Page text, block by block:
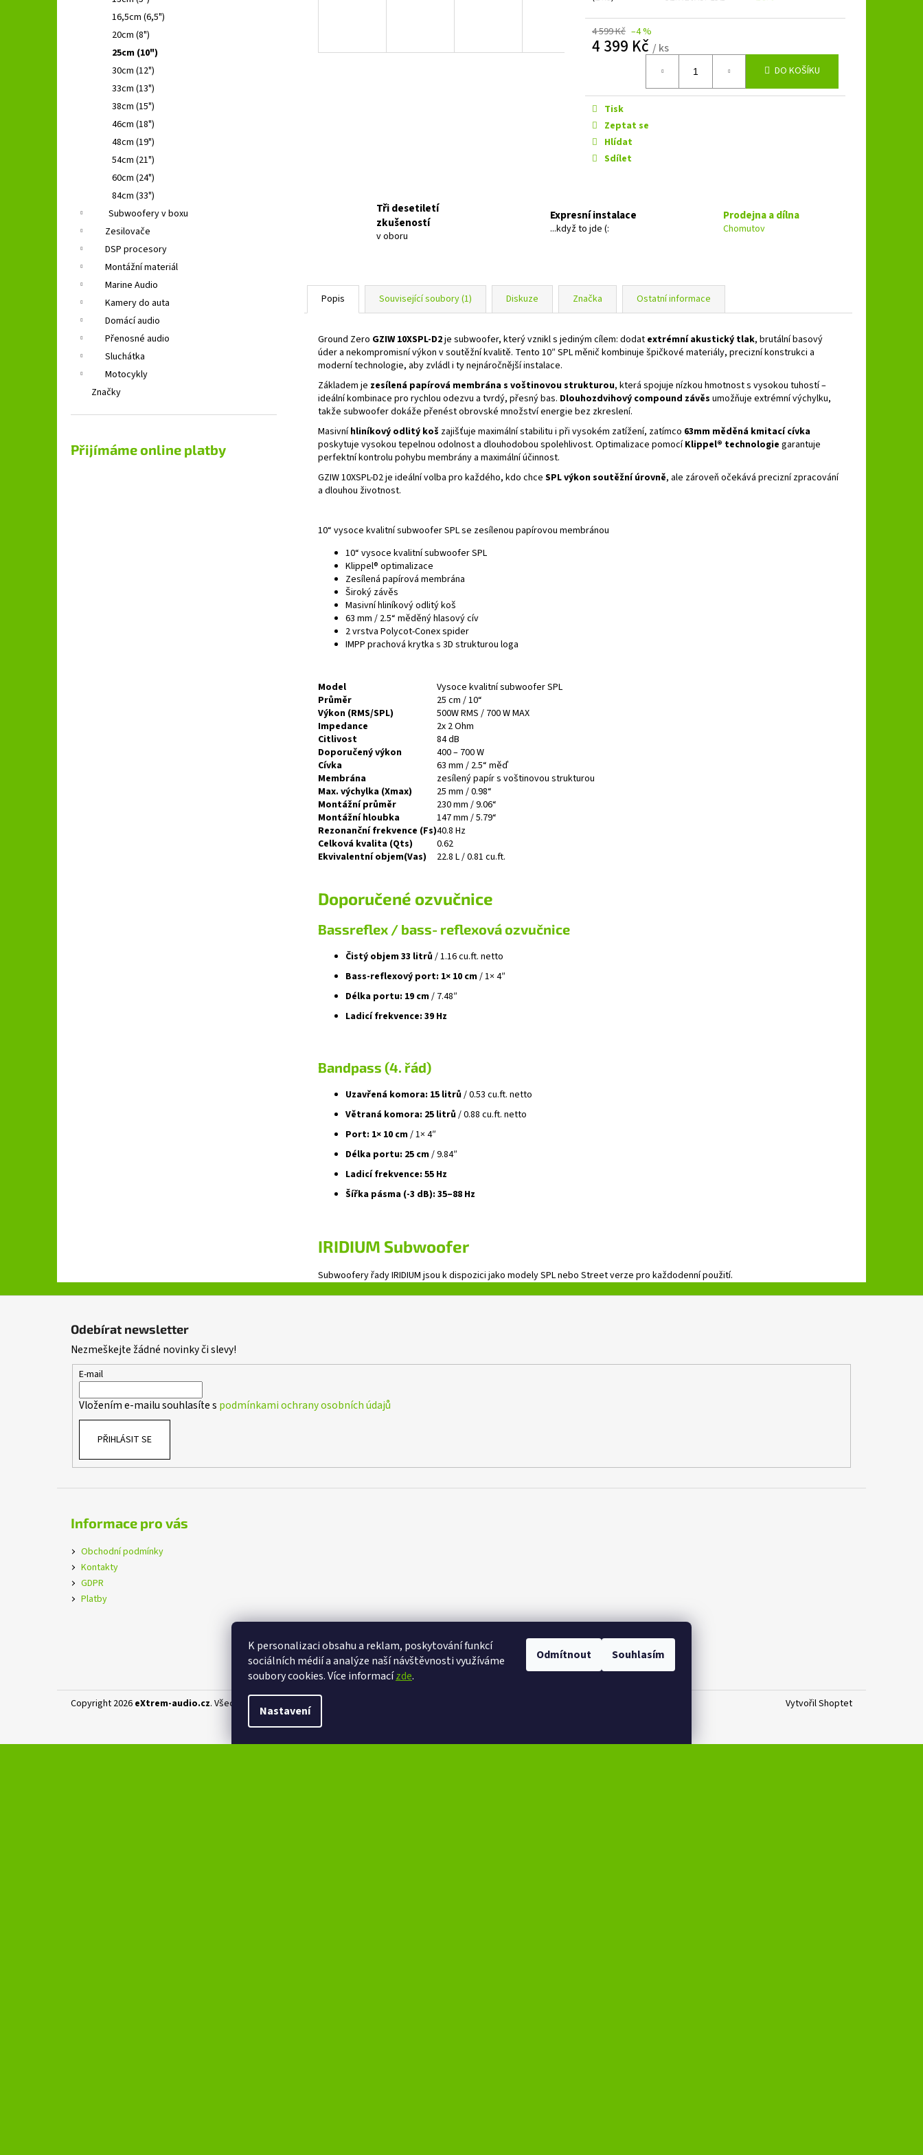
K personalizaci obsahu a reklam, poskytování funkcí
sociálních médií a analýze naší návštěvnosti využíváme
soubory cookies. Více informacízde.
Nastavení
Odmítnout Souhlasím
16,5cm (6,5")
20cm (8")
25cm (10")
30cm (12")
33cm (13")
38cm (15")
46cm (18")
48cm (19")
54cm (21")
60cm (24")
84cm (33")
Subwoofery v boxu
Zesilovače
DSP procesory
Montážní materiál
Marine Audio
Kamery do auta
Domácí audio
Přenosné audio
Sluchátka
Motocykly
Značky
Přijímáme online platby
4 599 Kč –4 %
4 399 Kč / ks
DO KOŠÍKU
Tisk
Zeptat se
Hlídat
Sdílet
Tři desetiletí
zkušeností
v oboru
Expresní instalace
...když to jde (:
Prodejna a dílna
Chomutov
Popis Související soubory (1) Diskuze Značka Ostatní informace
Ground Zero GZIW 10XSPL‑D2je subwoofer, který vznikl s jediným cílem: dodat extrémní akustický tlak, brutální basový
úder a nekompromisní výkon v soutěžní kvalitě. Tento 10″ SPL měnič kombinuje špičkové materiály, precizní konstrukci a
moderní technologie, aby zvládl i ty nejnáročnější instalace.
Základem je zesílená papírová membrána s voštinovou strukturou, která spojuje nízkou hmotnost s vysokou tuhostí –
ideální kombinace pro rychlou odezvu a tvrdý, přesný bas. Dlouhozdvihový compound závěs umožňuje extrémní výchylku,
takže subwoofer dokáže přenést obrovské množství energie bez zkreslení.
Masivníhliníkový odlitý koš zajišťuje maximální stabilitu i při vysokém zatížení, zatímco 63mm měděná kmitací cívka
poskytuje vysokou tepelnou odolnost a dlouhodobou spolehlivost. Optimalizace pomocíKlippel® technologie garantuje
perfektní kontrolu pohybu membrány a maximální účinnost.
GZIW 10XSPL‑D2 je ideální volba pro každého, kdo chce SPL výkon soutěžní úrovně, ale zároveň očekává precizní zpracování
a dlouhou životnost.
10“ vysoce kvalitní subwoofer SPL se zesílenou papírovou membránou
10“ vysoce kvalitní subwoofer SPL
Klippel® optimalizace
Zesílená papírová membrána
Široký závěs
Masivní hliníkový odlitý koš
63 mm / 2.5“ měděný hlasový cív
2 vrstva Polycot-Conex spider
IMPP prachová krytka s 3D strukturou loga
Model
Vysoce kvalitní subwoofer SPL
Průměr
25 cm / 10“
Výkon (RMS/SPL)
500W RMS / 700 W MAX
Impedance
2x 2 Ohm
Citlivost
84 dB
Doporučený výkon
400 – 700 W
Cívka
63 mm / 2.5“ měď
Membrána
zesílený papír s voštinovou strukturou
Max. výchylka (Xmax)
25 mm / 0.98“
Montážní průměr
230 mm / 9.06“
Montážní hloubka
147 mm / 5.79“
Rezonanční frekvence (Fs)40.8 Hz
Celková kvalita (Qts)
0.62
Ekvivalentní objem(Vas)
22.8 L / 0.81 cu.ft.
Doporučené ozvučnice
Bassreflex / bass‑reflexová ozvučnice
Čistý objem 33 litrů/ 1.16 cu.ft. netto
Bass‑reflexový port: 1× 10 cm/ 1× 4″
Délka portu: 19 cm/ 7.48″
Ladicí frekvence: 39 Hz
Bandpass (4. řád)
Uzavřená komora: 15 litrů/ 0.53 cu.ft. netto
Větraná komora: 25 litrů/ 0.88 cu.ft. netto
Port: 1× 10 cm/ 1× 4″
Délka portu: 25 cm/ 9.84″
Ladicí frekvence: 55 Hz
Šířka pásma (‑3 dB): 35–88 Hz
IRIDIUM Subwoofer
Subwoofery řady IRIDIUM jsou k dispozici jako modely SPL nebo Street verze pro každodenní použití.
1 690 Kč
Původně:2 490 Kč
Odebírat newsletter
Nezmeškejte žádné novinky či slevy!
E-mail
Vložením e-mailu souhlasíte s podmínkami ochrany osobních údajů
PŘIHLÁSIT SE
Informace pro vás
Obchodní podmínky
Kontakty
GDPR
Platby
eXtrem-audio na facebooku eXtrem-audio na Instagramu
Vytvořil Shoptet
Copyright 2026 eXtrem-audio.cz. Všechna práva vyhrazena.